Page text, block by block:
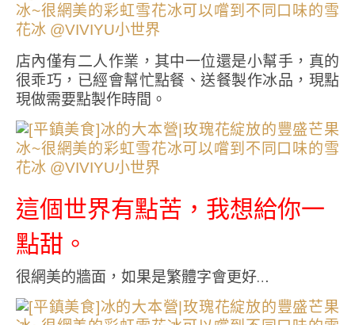
店內僅有二人作業，其中一位還是小幫手，真的
很乖巧，已經會幫忙點餐、送餐製作冰品，現點
現做需要點製作時間。
這個世界有點苦，我想給你一
點甜。
很網美的牆面，如果是繁體字會更好…